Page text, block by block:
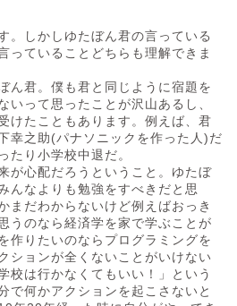
。しかしゆたぼん君の言っている
っていることどちらも理解できま
ん君。僕も君と同じように宿題を
いって思ったことが沢山あるし、
けたこともあります。例えば、君
幸之助(パナソニックを作った人)だ
たり小学校中退だ。
が心配だろうということ。ゆたぼ
んなよりも勉強をすべきだと思
まだわからないけど例えばおっき
うのなら経済学を家で学ぶことが
作りたいのならプログラミングを
ションが全くないことがいけない
校は行かなくてもいい！」という
で何かアクションを起こさないと